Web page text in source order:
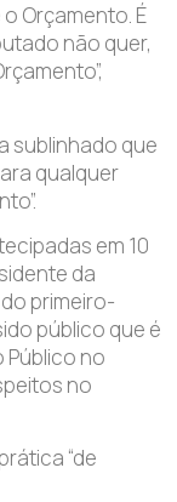
Orçamento. É
não quer,
sublinhado que
qualquer
em 10
da
primeiro-
público que é
Público no
no
“de